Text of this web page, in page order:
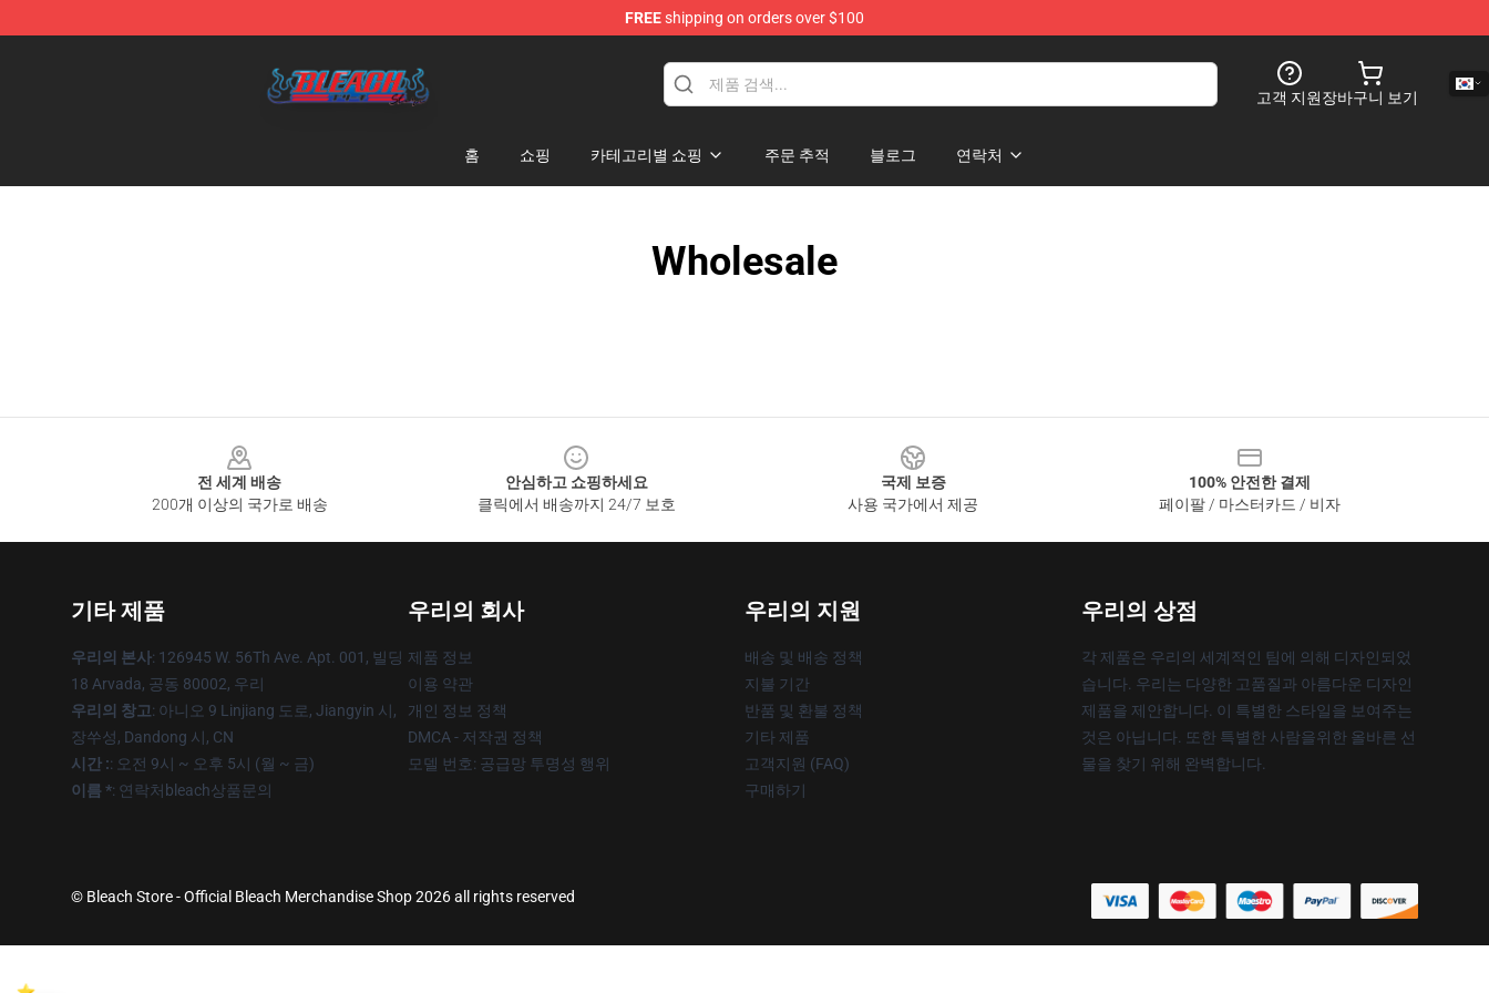
FREEshipping on orders over $100
고객 지원장바구니 보기
홈 쇼핑 카테고리별 쇼핑 주문 추적 블로그 연락처
Wholesale
전 세계 배송
200개 이상의 국가로 배송
안심하고 쇼핑하세요
클릭에서 배송까지 24/7 보호
국제 보증
사용 국가에서 제공
100% 안전한 결제
페이팔 / 마스터카드 / 비자
기타 제품
우리의 본사: 126945 W. 56Th Ave. Apt. 001, 빌딩
18 Arvada, 공동 80002, 우리
우리의 창고: 아니오 9 Linjiang 도로, Jiangyin 시,
장쑤성, Dandong 시, CN
시간 :: 오전 9시 ~ 오후 5시 (월 ~ 금)
이름 *: 연락처bleach상품문의
우리의 회사
제품 정보
이용 약관
개인 정보 정책
DMCA - 저작권 정책
모델 번호: 공급망 투명성 행위
우리의 지원
배송 및 배송 정책
지불 기간
반품 및 환불 정책
기타 제품
고객지원 (FAQ)
구매하기
우리의 상점
각 제품은 우리의 세계적인 팀에 의해 디자인되었
습니다. 우리는 다양한 고품질과 아름다운 디자인
제품을 제안합니다. 이 특별한 스타일을 보여주는
것은 아닙니다. 또한 특별한 사람을위한 올바른 선
물을 찾기 위해 완벽합니다.
© Bleach Store - Official Bleach Merchandise Shop 2026 all rights reserved